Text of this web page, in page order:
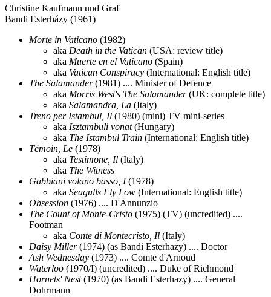
Christine Kaufmann und Graf
Bandi Esterházy (1961)
Morte in Vaticano (1982)
aka Death in the Vatican (USA: review title)
aka Muerte en el Vaticano (Spain)
aka Vatican Conspiracy (International: English title)
The Salamander(1981) .... Minister of Defence
aka Morris West's The Salamander(UK: complete title)
aka Salamandra, La (Italy)
Treno per Istambul, Il (1980) (mini) TV mini-series
aka Isztambuli vonat(Hungary)
aka The Istambul Train (International: English title)
Témoin, Le (1978)
aka Testimone, Il (Italy)
aka The Witness
Gabbiani volano basso, I(1978)
aka Seagulls Fly Low (International: English title)
Obsession (1976) .... D'Annunzio
The Count of Monte-Cristo (1975) (TV) (uncredited) ....
Footman
aka Conte di Montecristo, Il (Italy)
Daisy Miller(1974) (as Bandi Esterhazy) .... Doctor
Ash Wednesday (1973) .... Comte d'Arnoud
Waterloo (1970/I) (uncredited) .... Duke of Richmond
Hornets' Nest(1970) (as Bandi Esterhazy) .... General
Dohrmann